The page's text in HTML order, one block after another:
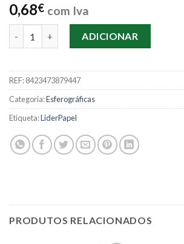
0,68€ com Iva
ADICIONAR
REF:8423473879447
Categoria:Esferográficas
Etiqueta:LiderPapel
PRODUTOS RELACIONADOS